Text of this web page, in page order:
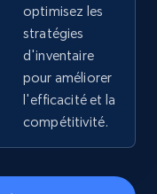
by shop url
Initial
and more.
optimisez les
stratégies
d'inventaire
pour améliorer
l'efficacité et la
compétitivité.